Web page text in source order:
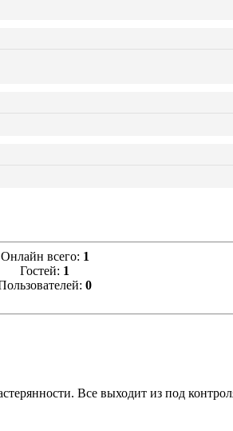
Онлайн всего: 1
Гостей: 1
0
Все выходит из под